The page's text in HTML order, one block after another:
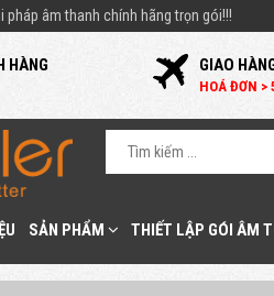
pháp âm thanh chính hãng trọn gói!!!
HÀNG GIAO
HOÁ ĐƠN
SẢN PHẨM THIẾT LẬP GÓI ÂM